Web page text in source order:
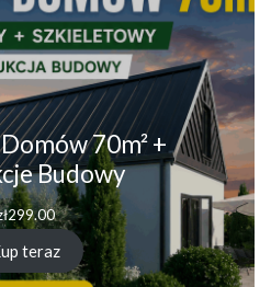
70m² +
Budowy
299.00
teraz